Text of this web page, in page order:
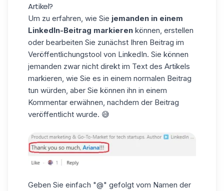
Artikel?
Um zu erfahren, wie Sie jemanden in einem
LinkedIn-Beitrag markieren können, erstellen
oder bearbeiten Sie zunächst Ihren Beitrag im
Veröffentlichungstool von LinkedIn. Sie können
jemanden zwar nicht direkt im Text des Artikels
markieren, wie Sie es in einem normalen Beitrag
tun würden, aber Sie können ihn in einem
Kommentar erwähnen, nachdem der Beitrag
veröffentlicht wurde. 😅
Geben Sie einfach "@" gefolgt vom Namen der